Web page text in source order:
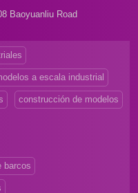
Baoyuanliu Road
a escala industrial
construcción de modelos
barcos